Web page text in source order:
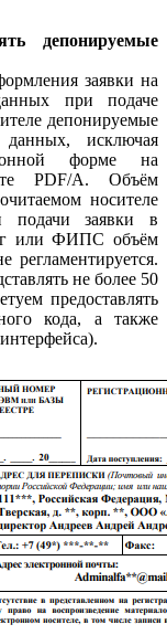
депонируемые
заявки на
при подаче
депонируемые
исключая
форме на
PDF/A. Объём
носителе
подачи заявки в
или ФИПС объём
не более 50
предоставлять
кода, а также